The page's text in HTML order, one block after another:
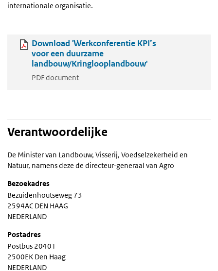
internationale organisatie.
Download 'Werkconferentie KPI’s
voor een duurzame
landbouw/Kringlooplandbouw'
PDF document
Verantwoordelijke
De Minister van Landbouw, Visserij, Voedselzekerheid en
Natuur, namens deze de directeur-generaal van Agro
Bezoekadres
Bezuidenhoutseweg 73
2594AC DEN HAAG
NEDERLAND
Postadres
Postbus 20401
2500EK Den Haag
NEDERLAND